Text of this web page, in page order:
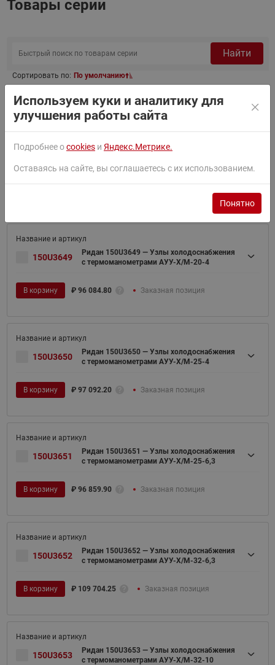
Товары серии
Найти
Сортировать по: По умолчанию
Фильтр
Ридан 150U3648 — Узлы холодоснабжения
150U3649
Ридан 150U3649 — Узлы холодоснабжения
с термоманометрами АУУ-Х/М-20-4
В корзину ₽ 96 084.80 Заказная позиция
150U3650
Ридан 150U3650 — Узлы холодоснабжения
с термоманометрами АУУ-Х/М-25-4
В корзину ₽ 97 092.20 Заказная позиция
150U3651
Ридан 150U3651 — Узлы холодоснабжения
с термоманометрами АУУ-Х/М-25-6,3
В корзину ₽ 96 859.90 Заказная позиция
150U3652
Ридан 150U3652 — Узлы холодоснабжения
с термоманометрами АУУ-Х/М-32-6,3
В корзину ₽ 109 704.25 Заказная позиция
150U3653
Ридан 150U3653 — Узлы холодоснабжения
с термоманометрами АУУ-Х/М-32-10
Используем куки и аналитику для
улучшения работы сайта
Подробнее оcookies и Яндекс.Метрике.
Оставаясь на сайте, вы соглашаетесь с их использованием.
Понятно